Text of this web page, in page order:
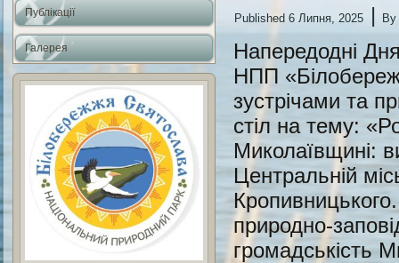
Публікації
Галерея
Published 6 Липня, 2025 | By
Напередодні
НПП
зустрічами та
стіл на тему:
Миколаївщині:
Центральній
природно-
громадськість